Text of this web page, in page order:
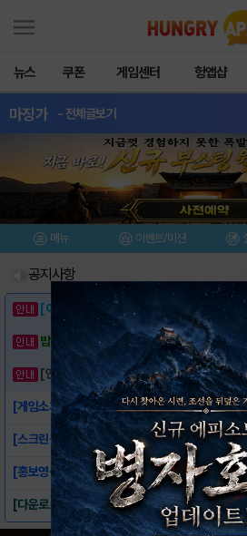
뉴스 쿠폰 게임센터 헝앱샵
마징가 - 전체글보기
메뉴 이벤트/미션
공지사항
[이벤트] 웃음으로 매일매일 해피! 유머 게시..
밥알이의 헝앱통신 ⑲ “밥알이, 드디어 멀티를..
[안내] 헝그리앱 필수 상식! 밥알 획득 안내..
[게임소개]-마징가
[스크린샷]-마징가
[홍보영상]-마징가
[다운로드 링크]-마징가